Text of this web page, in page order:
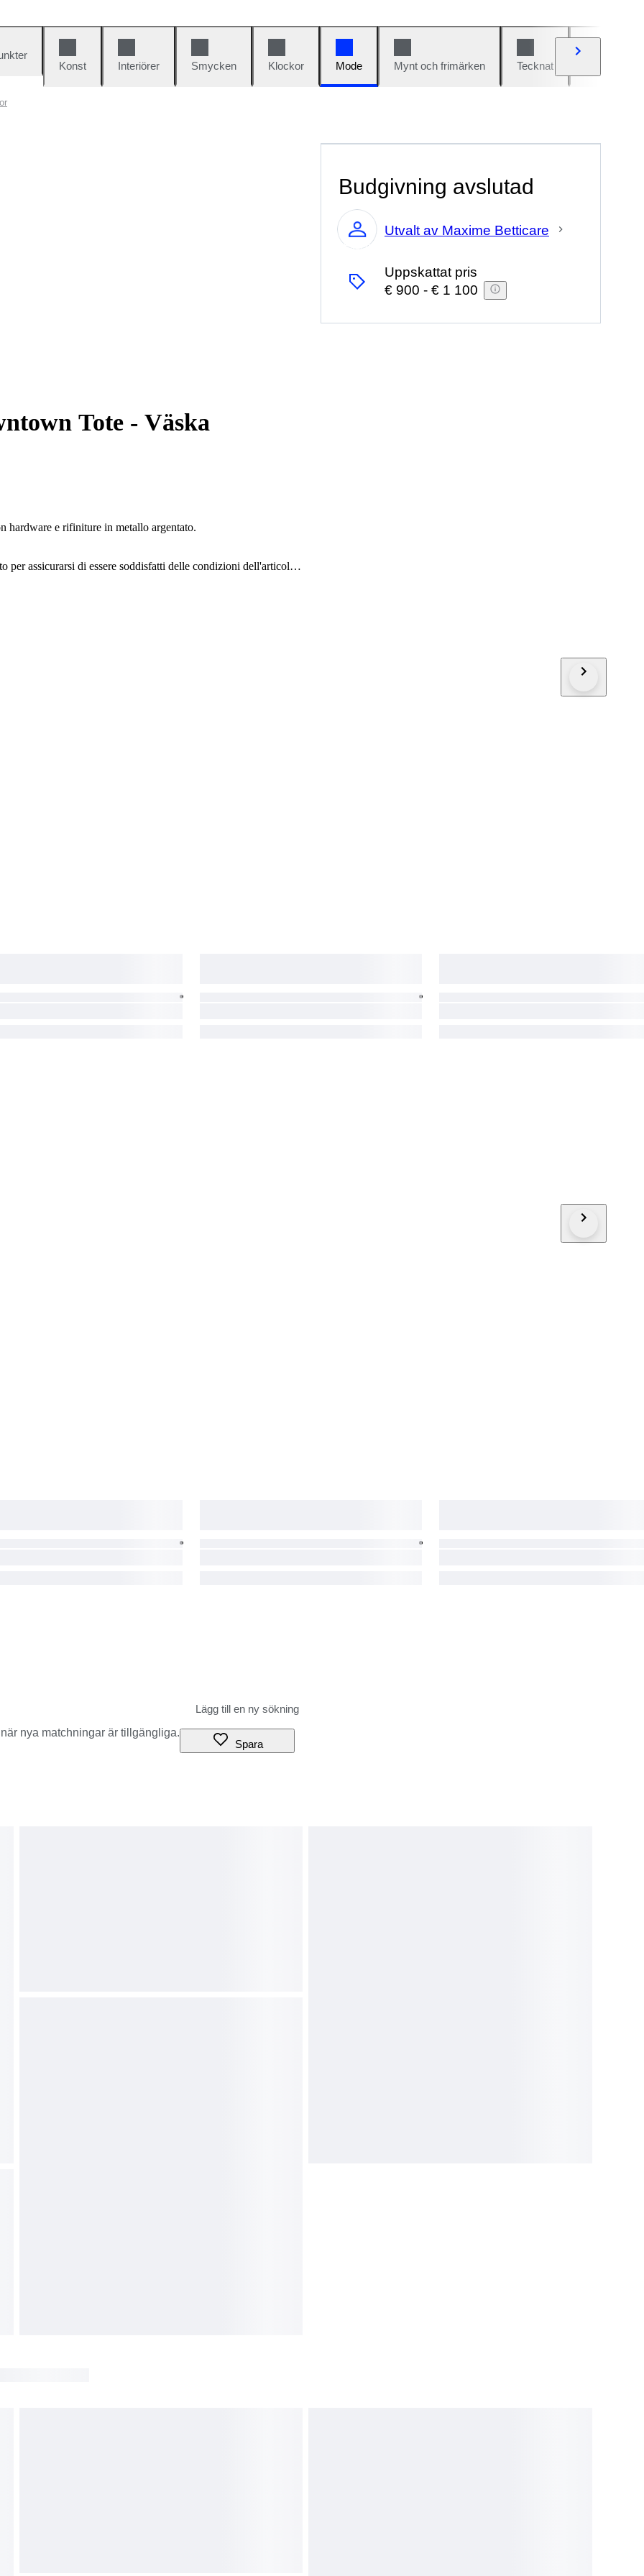
Konst
Interiörer Smycken Klockor Mode Mynt och frimärken Tecknat
Tote - Väska
hardware e rifiniture in metallo argentato.
assicurarsi di essere soddisfatti delle condizioni dell'articolo.
Budgivning avslutad
Expert
Utvalt av Maxime Betticare
Uppskattat pris
€ 900 - € 1 100
nya matchningar är tillgängliga.
Spara